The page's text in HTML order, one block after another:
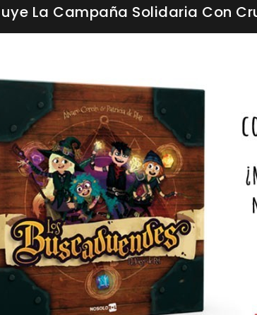
La Campaña Solidaria Con